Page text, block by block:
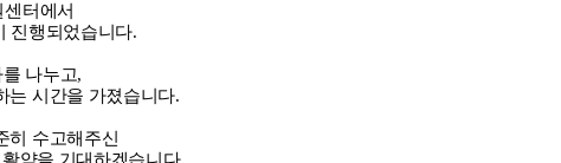
터에서
진행되었습니다.
나누고,
는 시간을 가졌습니다.
히 수고해주신